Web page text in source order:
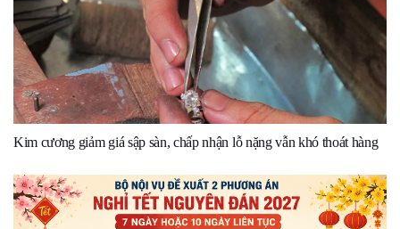
Kim cương giảm giá sập sàn, chấp nhận lỗ nặng vẫn khó thoát hàng